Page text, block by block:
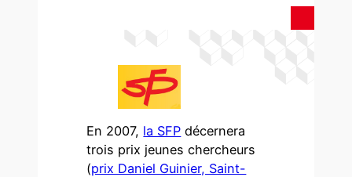
En 2007, la SFP décernera
trois prix jeunes chercheurs
(prix Daniel Guinier, Saint-